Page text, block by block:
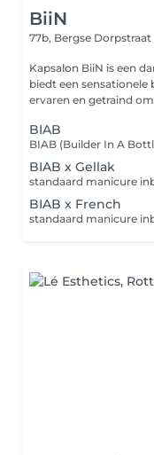
BiiN
77b, Bergse Dorpstraat
Kapsalon BiiN is een
biedt een sensationele
ervaren en getraind om
BIAB
BIAB x Gellak
standaard manicure
BIAB x French
standaard manicure